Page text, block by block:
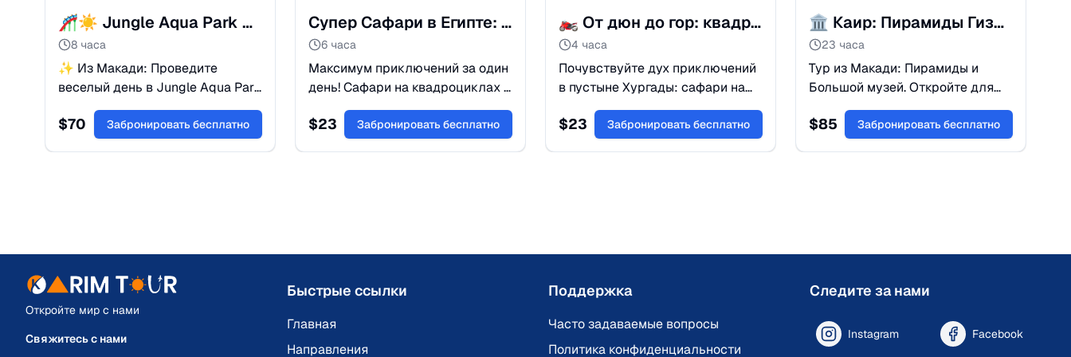
🎢☀️ Jungle Aqua Park Hurghada — Развлечения из Макади
8 часа
✨ Из Макади: Проведите
веселый день в Jungle Aqua Park
в Хургаде! Более 30 горок,
бассейнов и аттракционов — для
$70 Забронировать бесплатно
Супер Сафари в Египте: Квадроциклы, Джипы и Шоу
6 часа
Максимум приключений за один
день! Сафари на квадроциклах и
джипах, катание на верблюдах и
ужин в деревне бедуинов.
$23 Забронировать бесплатно
🏍️ От дюн до гор: квадроциклы из Макади
4 часа
Почувствуйте дух приключений
в пустыне Хургады: сафари на
квадроциклах, культура
бедуинов, захватывающий закат,
$23 Забронировать бесплатно
🏛️ Каир: Пирамиды Гизы и Большой музей из Макади
23 часа
Тур из Макади: Пирамиды и
Большой музей. Откройте для
себя Гизу, Сфинкса и
крупнейший в мире музей. Ваше
$85 Забронировать бесплатно
Откройте мир с нами
Свяжитесь с нами
Быстрые ссылки
Главная
Направления
Поддержка
Часто задаваемые вопросы
Политика конфиденциальности
Следите за нами
Instagram Facebook